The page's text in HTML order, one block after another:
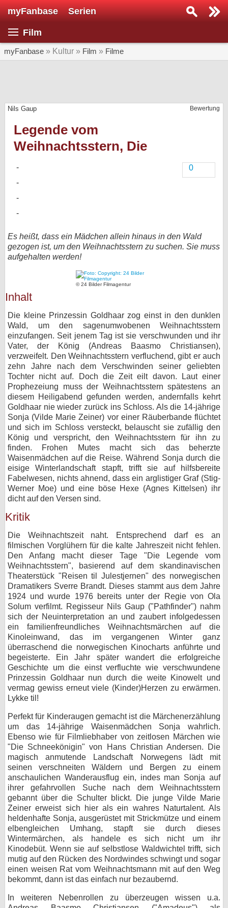
myFanbase Serien
Film
myFanbase » Kultur » Film » Filme
Bewertung
Nils Gaup
Legende vom
Weihnachtsstern, Die
0
Es heißt, dass ein Mädchen allein hinaus in den Wald
gezogen ist, um den Weihnachtsstern zu suchen. Sie muss
aufgehalten werden!
© 24 Bilder Filmagentur
Inhalt
Die kleine Prinzessin Goldhaar zog einst in den dunklen
Wald, um den sagenumwobenen Weihnachtsstern
einzufangen. Seit jenem Tag ist sie verschwunden und ihr
Vater, der König (Andreas Baasmo Christiansen),
verzweifelt. Den Weihnachtsstern verfluchend, gibt er auch
zehn Jahre nach dem Verschwinden seiner geliebten
Tochter nicht auf. Doch die Zeit eilt davon. Laut einer
Prophezeiung muss der Weihnachtsstern spätestens an
diesem Heiligabend gefunden werden, andernfalls kehrt
Goldhaar nie wieder zurück ins Schloss. Als die 14-jährige
Sonja (Vilde Marie Zeiner) vor einer Räuberbande flüchtet
und sich im Schloss versteckt, belauscht sie zufällig den
König und verspricht, den Weihnachtsstern für ihn zu
finden. Frohen Mutes macht sich das beherzte
Waisenmädchen auf die Reise. Während Sonja durch die
eisige Winterlandschaft stapft, trifft sie auf hilfsbereite
Fabelwesen, nichts ahnend, dass ein arglistiger Graf (Stig-
Werner Moe) und eine böse Hexe (Agnes Kittelsen) ihr
dicht auf den Versen sind.
Kritik
Die Weihnachtszeit naht. Entsprechend darf es an
filmischen Vorglühern für die kalte Jahreszeit nicht fehlen.
Den Anfang macht dieser Tage "Die Legende vom
Weihnachtsstern", basierend auf dem skandinavischen
Theaterstück "Reisen til Julestjernen" des norwegischen
Dramatikers Sverre Brandt. Dieses stammt aus dem Jahre
1924 und wurde 1976 bereits unter der Regie von Ola
Solum verfilmt. Regisseur Nils Gaup ("Pathfinder") nahm
sich der Neuinterpretation an und zaubert infolgedessen
ein familienfreundliches Weihnachtsmärchen auf die
Kinoleinwand, das im vergangenen Winter ganz
überraschend die norwegischen Kinocharts anführte und
begeisterte. Ein Jahr später wandert die erfolgreiche
Geschichte um die einst verfluchte wie verschwundene
Prinzessin Goldhaar nun durch die weite Kinowelt und
vermag gewiss erneut viele (Kinder)Herzen zu erwärmen.
Lykke til!
Perfekt für Kinderaugen gemacht ist die Märchenerzählung
um das 14-jährige Waisenmädchen Sonja wahrlich.
Ebenso wie für Filmliebhaber von zeitlosen Märchen wie
"Die Schneekönigin" von Hans Christian Andersen. Die
magisch anmutende Landschaft Norwegens lädt mit
seinen verschneiten Wäldern und Bergen zu einem
anschaulichen Wanderausflug ein, indes man Sonja auf
ihrer gefahrvollen Suche nach dem Weihnachtsstern
gebannt über die Schulter blickt. Die junge Vilde Marie
Zeiner erweist sich hier als ein wahres Naturtalent. Als
heldenhafte Sonja, ausgerüstet mit Strickmütze und einem
elbengleichen Umhang, stapft sie durch dieses
Wintermärchen, als handele es sich nicht um ihr
Kinodebüt. Wenn sie auf selbstlose Waldwichtel trifft, sich
mutig auf den Rücken des Nordwindes schwingt und sogar
einen weisen Rat vom Weihnachtsmann mit auf den Weg
bekommt, dann ist das einfach nur bezaubernd.
In weiteren Nebenrollen zu überzeugen wissen u.a.
Serie suchen...
SERIEN
KULTUR
bei X
Nutzungsbedingungen
Datenschutz
Cookie-Einstellungen
Impressum
Desktop-Ansicht
myFanbase